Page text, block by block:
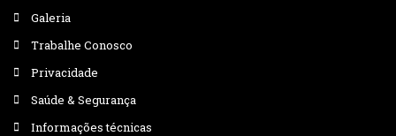
Galeria
Trabalhe Conosco
Privacidade
Saúde & Segurança
Informações técnicas